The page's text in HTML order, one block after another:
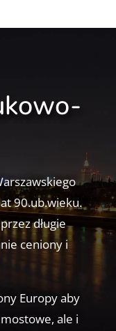
90.ub.wieku.
długie
ceniony i
Europy aby
ale i